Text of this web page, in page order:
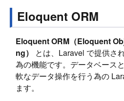
Eloquent ORM
Eloquent ORM（Eloquent
ng）
とは、Laravel で提供さ
為の機能です。データベース
軟なデータ操作を行う為の
ます。